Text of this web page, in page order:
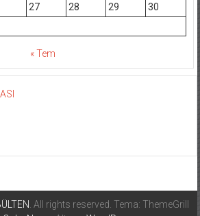
27 28 29
30
« Tem
. All rights reserved. Tema: ThemeGrill